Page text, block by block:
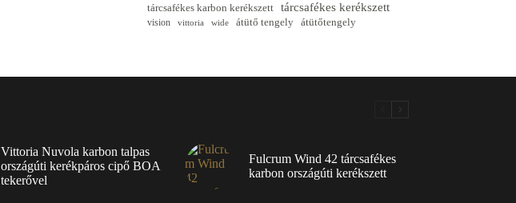
tárcsafékes karbon kerékszett tárcsafékes kerékszett
vision vittoria wide átütő tengely átütőtengely
Vittoria Nuvola karbon talpas
országúti kerékpáros cipő BOA
tekerővel
Fulcrum Wind 42 tárcsafékes
karbon országúti kerékszett